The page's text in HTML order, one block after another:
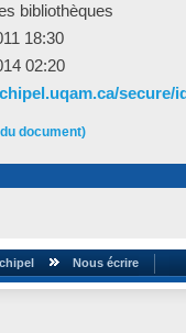
bibliothèques
18:30
02:20
secure/
document)
Nous écrire